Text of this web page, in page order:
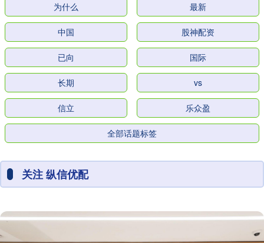
为什么 最新
中国 股神配资
已向 国际
长期 vs
信立 乐众盈
全部话题标签
关注 纵信优配